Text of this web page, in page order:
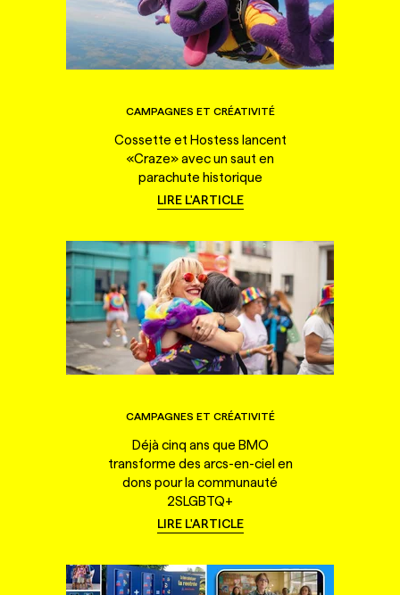
CAMPAGNES ET CRÉATIVITÉ
Cossette et Hostess lancent
«Craze» avec un saut en
parachute historique
LIRE L'ARTICLE
CAMPAGNES ET CRÉATIVITÉ
Déjà cinq ans que BMO
transforme des arcs-en-ciel en
dons pour la communauté
2SLGBTQ+
LIRE L'ARTICLE